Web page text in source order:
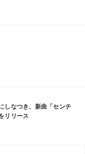
しなつき、新曲「センチ
リリース